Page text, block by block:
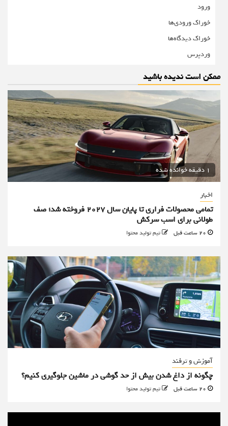
ورود
خوراک ورودی‌ها
خوراک دیدگاه‌ها
وردپرس
ممکن است ندیده باشید
1 دقیقه خوانده شده
اخبار
تمامی محصولات فراری تا پایان سال ۲۰۲۷ فروخته شد؛ صف
طولانی برای اسب سرکش
تیم تولید محتوا
آموزش و ترفند
چگونه از داغ شدن بیش از حد گوشی در ماشین جلوگیری کنیم؟
تیم تولید محتوا